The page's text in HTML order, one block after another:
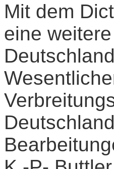
Mit dem
eine